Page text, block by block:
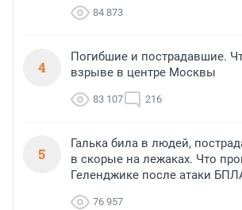
84 873
4
Погибшие и пострадавшие.
взрыве в центре Москвы
83 107 216
5
Галька била в людей,
в скорые на лежаках. Что
Геленджике после атаки
76 957